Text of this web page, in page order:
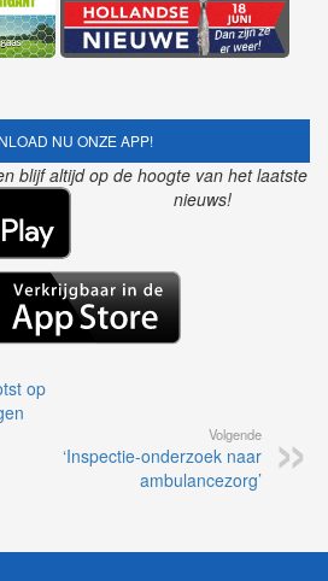
NU ONZE APP!
blijf altijd op de hoogte van het laatste
nieuws!
op
Volgende
‘Inspectie-onderzoek naar
ambulancezorg’